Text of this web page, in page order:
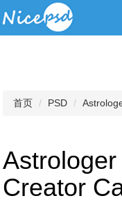
首页 PSD
Creator